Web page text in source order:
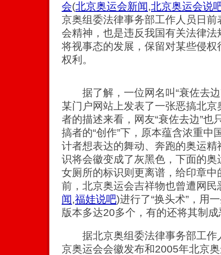
会(北京奥运会新闻,北京奥运会说
京奥组委法律事务部工作人员日
会精神，也是违反我国有关法律
将视事态的发展，保留对某些侵
权利。
据了解，一位网名叫“衰佐去边
某门户网站上发表了一张恶搞北
者的描述来看，网友“衰佐去边”也
搞者的“创作”下，原本蕴含浓重中
计者想表达的舞动、奔跑的奥运
识将会徽变成了灰黑色，下面的奥
女厕所的标识则更离谱，给印章中
前，北京奥运会吉祥物也曾遭网民
闻,福娃说吧)进行了“换头术”，用
版本多达20多个，有的还将其制成
据北京奥组委法律事务部工作
京奥运会会徽发布和2005年北京